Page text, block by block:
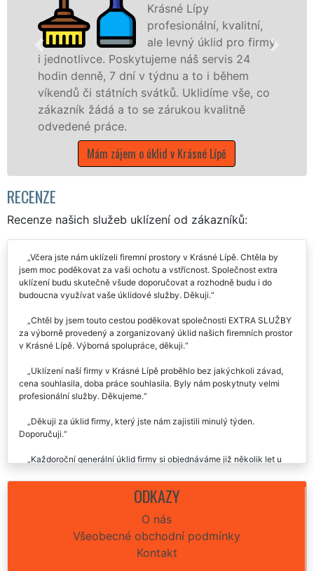
Krásné Lípy
profesionální, kvalitní,
ale levný úklid pro firmy
Poskytujeme náš servis 24
7 dní v týdnu a to i během
svátků. Uklidíme vše, co
a to se zárukou kvalitně
zájem o úklid v Krásné Lípě
nabízíme
státní
Ústeckém
RECENZE
Recenze našich služeb uklízení od zákazníků:
Včera jste nám uklízeli firemní prostory v Krásné Lípě. Chtěla by
jsem moc poděkovat za vaši ochotu a vstřícnost. Společnost extra
uklízení budu skutečně všude doporučovat a rozhodně budu i do
budoucna využívat vaše úklidové služby. Děkuji.
Chtěl by jsem touto cestou poděkovat společnosti EXTRA SLUŽBY
za výborně provedený a zorganizovaný úklid našich firemních prostor
v Krásné Lípě. Výborná spolupráce, děkuji.
Uklízení naší firmy v Krásné Lípě proběhlo bez jakýchkoli závad,
cena souhlasila, doba práce souhlasila. Byly nám poskytnuty velmi
profesionální služby. Děkujeme.
Děkuji za úklid firmy, který jste nám zajistili minulý týden.
Doporučuji.
Každoroční generální úklid firmy si objednáváme již několik let u
cestou pochválit za jejich ochotu, velmi vstřícnou komunikaci,
důkladnost a perfektní přístup ke své práci, kterou nám poskytují.
Úklid firmy v Krásné Lípě naprosto bez závad. Vše sedělo, jak jsme
se domluvili včetně ceny. Díky.
ODKAZY
O nás
Všeobecné obchodní podmínky
Kontakt